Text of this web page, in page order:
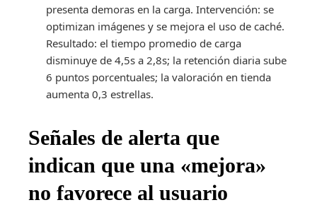
presenta demoras en la carga. Intervención: se
optimizan imágenes y se mejora el uso de caché.
Resultado: el tiempo promedio de carga
disminuye de 4,5s a 2,8s; la retención diaria sube
6 puntos porcentuales; la valoración en tienda
aumenta 0,3 estrellas.
Señales de alerta que
indican que una «mejora»
no favorece al usuario